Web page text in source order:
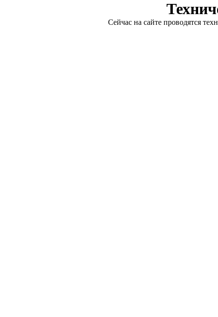
Сейчас на сайте проводятся